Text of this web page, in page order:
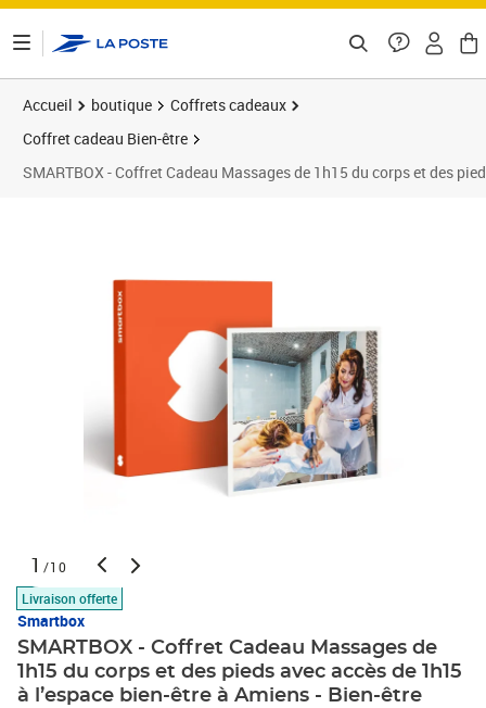
Accueil boutique
Coffrets cadeaux
Coffret cadeau Bien-être
SMARTBOX - Coffret Cadeau Massages de 1h15 du corps et des
1 /10
Livraison offerte
Smartbox
SMARTBOX - Coffret Cadeau Massages de
1h15 du corps et des pieds avec accès de 1h15
à l’espace bien-être à Amiens - Bien-être